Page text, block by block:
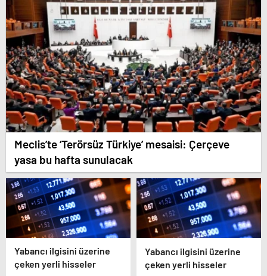
Meclis’te ‘Terörsüz Türkiye’ mesaisi: Çerçeve
yasa bu hafta sunulacak
Yabancı ilgisini üzerine
çeken yerli hisseler
Yabancı ilgisini üzerine
çeken yerli hisseler